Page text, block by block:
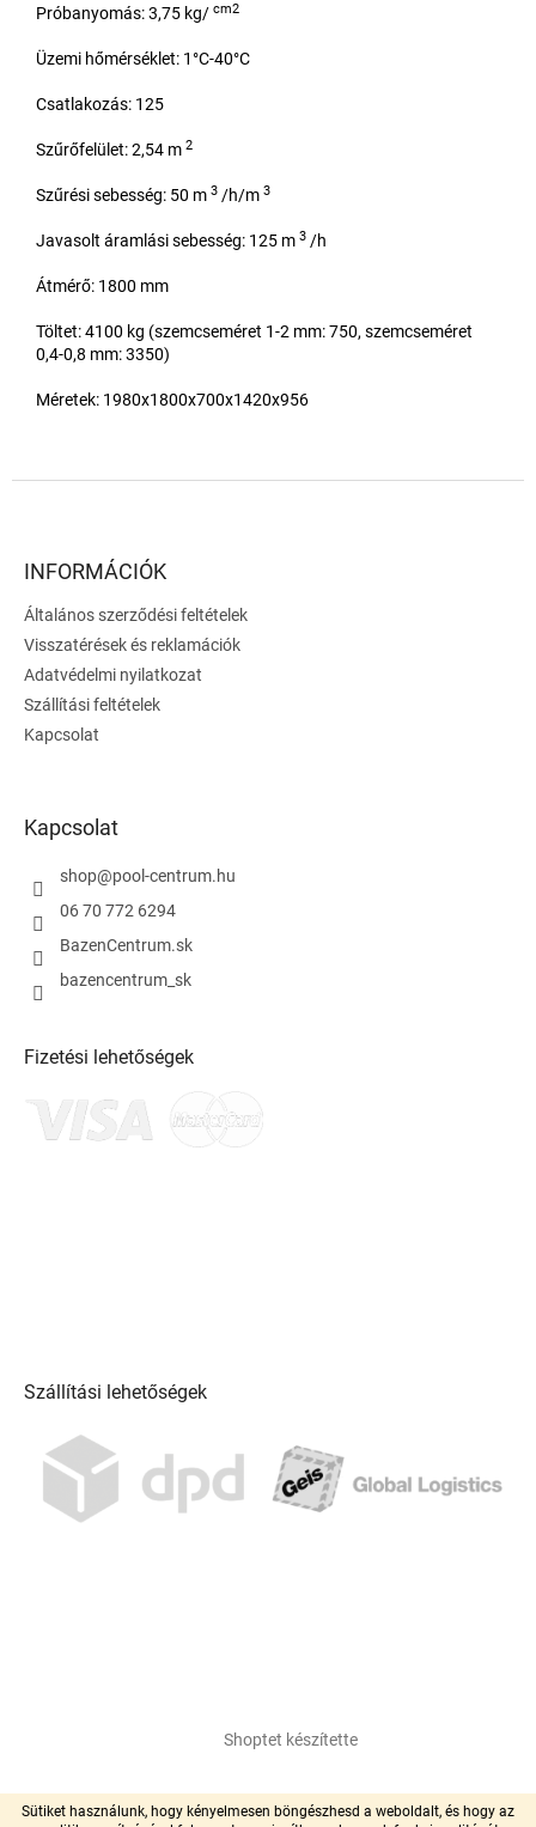
Sütiket használunk, hogy kényelmesen böngészhesd a weboldalt, és hogy az
Próbanyomás: 3,75 kg/ cm2
Üzemi hőmérséklet: 1°C-40°C
Csatlakozás: 125
Szűrőfelület: 2,54 m 2
Szűrési sebesség: 50 m 3 /h/m 3
Javasolt áramlási sebesség: 125 m 3 /h
Átmérő: 1800 mm
Töltet: 4100 kg (szemcseméret 1-2 mm: 750, szemcseméret
0,4-0,8 mm: 3350)
Méretek: 1980x1800x700x1420x956
INFORMÁCIÓK
Általános szerződési feltételek
Visszatérések és reklamációk
Adatvédelmi nyilatkozat
Szállítási feltételek
Kapcsolat
Kapcsolat
shop@pool-centrum.hu
06 70 772 6294
BazenCentrum.sk
bazencentrum_sk
Fizetési lehetőségek
Szállítási lehetőségek
Shoptet készítette
Copyright 2026pool-centrum.hu. Minden jog fenntartva.